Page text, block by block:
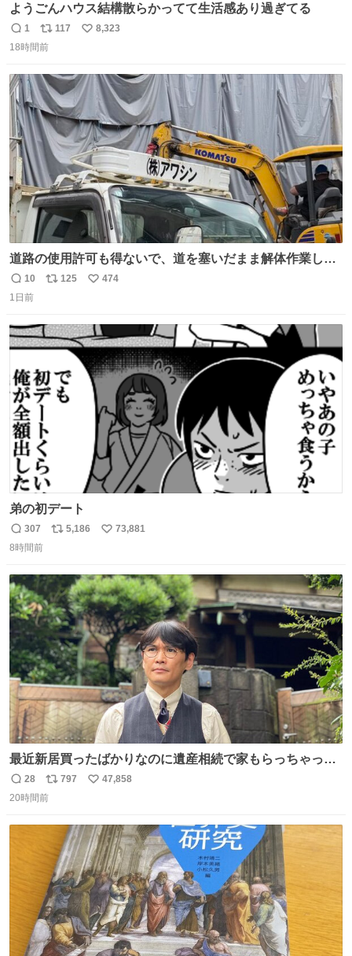
ようごんハウス結構散らかってて生活感あり過ぎてる
返
信
1
リ
ポ
ト
数
117
い
数
8,323
18時間前
道路の使用許可も得ないで、道を塞いだまま解体作業して
る。 写真を撮ろうとしたら「勝手に写真撮るな馬鹿野郎」
と罵倒されるなど。
返
信
10
リ
ト
数
125
い
数
474
1日前
弟の初デート
返
信
307
リ
ト
数
5,186
い
数
73,881
8時間前
最近新居買ったばかりなのに遺産相続で家もらっちゃった
長男
返
信
28
リ
ポ
数
797
い
数
47,858
20時間前